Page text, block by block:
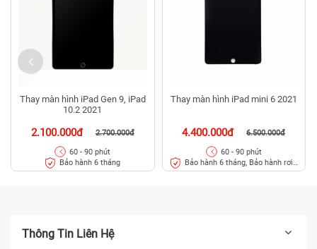
Thay màn hình iPad Gen 9, iPad
10.2 2021
2.100.000đ 2.700.000đ
60 - 90 phút
Bảo hành 6 tháng
Thay màn hình iPad mini 6 2021
4.400.000đ 6.500.000đ
60 - 90 phút
Bảo hành 6 tháng, Bảo hành rơi
vỡ
Thông Tin Liên Hệ